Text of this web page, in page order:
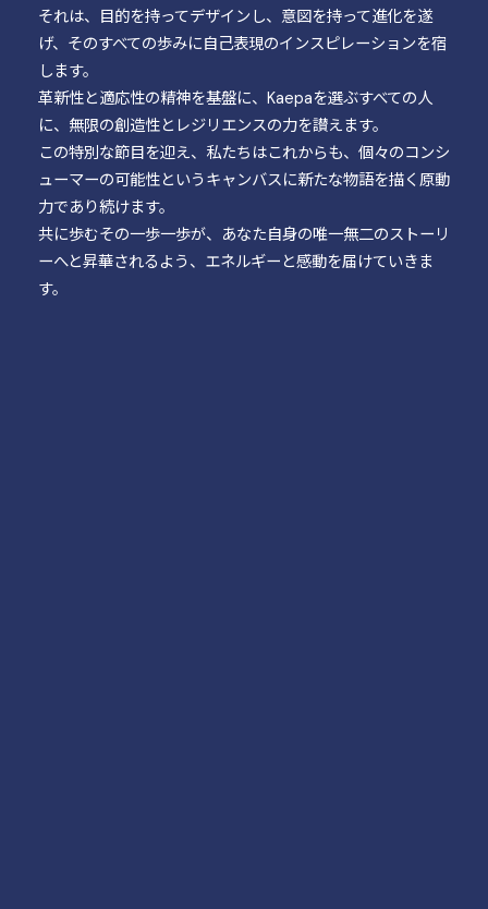
それは、目的を持ってデザインし、意図を持って進化を遂
げ、そのすべての歩みに自己表現のインスピレーションを宿
します。
革新性と適応性の精神を基盤に、Kaepaを選ぶすべての人
に、無限の創造性とレジリエンスの力を讃えます。
この特別な節目を迎え、私たちはこれからも、個々のコンシ
ューマーの可能性というキャンバスに新たな物語を描く原動
力であり続けます。
共に歩むその一歩一歩が、あなた自身の唯一無二のストーリ
ーへと昇華されるよう、エネルギーと感動を届けていきま
す。